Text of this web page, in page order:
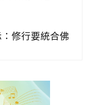
修行要統合佛